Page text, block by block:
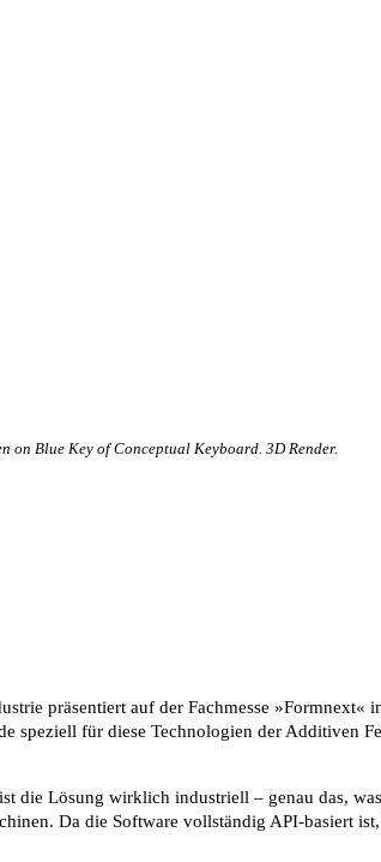
Blue Key of Conceptual Keyboard. 3D Render.
präsentiert auf der Fachmesse
für diese Technologien der Additiven
Lösung wirklich industriell – genau das,
Da die Software vollständig API-basiert